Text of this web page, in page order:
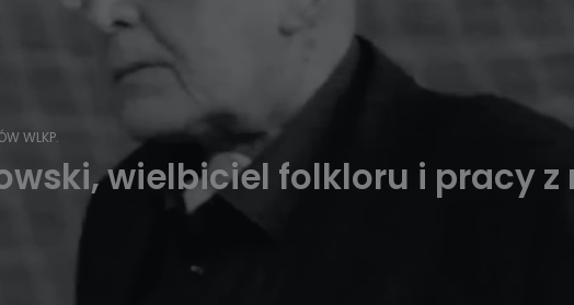
WLKP.
wielbiciel folkloru i pracy z